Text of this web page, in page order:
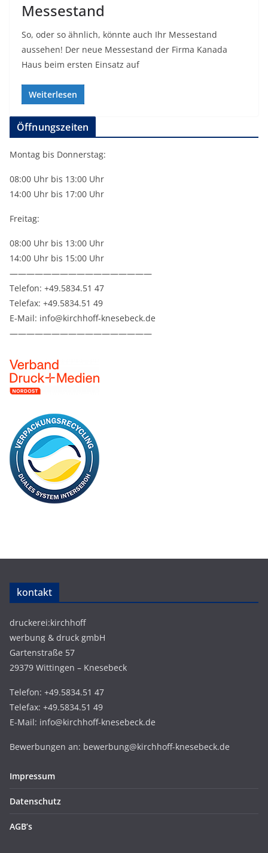
Messestand
So, oder so ähnlich, könnte auch Ihr Messestand
aussehen! Der neue Messestand der Firma Kanada
Haus beim ersten Einsatz auf
Weiterlesen
Öffnungszeiten
Montag bis Donnerstag:
08:00 Uhr bis 13:00 Uhr
14:00 Uhr bis 17:00 Uhr
Freitag:
08:00 Uhr bis 13:00 Uhr
14:00 Uhr bis 15:00 Uhr
—————————————————
Telefon: +49.5834.51 47
Telefax: +49.5834.51 49
E-Mail: info@kirchhoff-knesebeck.de
—————————————————
kontakt
druckerei:kirchhoff
werbung & druck gmbH
Gartenstraße 57
29379 Wittingen – Knesebeck
Telefon: +49.5834.51 47
Telefax: +49.5834.51 49
E-Mail: info@kirchhoff-knesebeck.de
Bewerbungen an: bewerbung@kirchhoff-knesebeck.de
Impressum
Datenschutz
AGB’s